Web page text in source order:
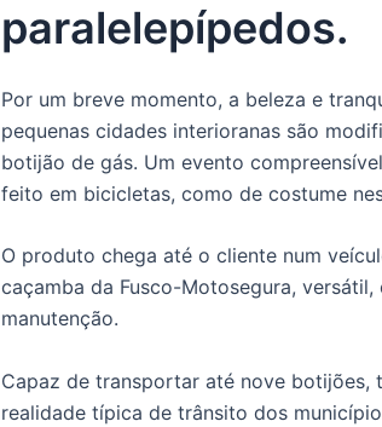
paralelepípedos.
Por um breve momento, a beleza e
pequenas cidades interioranas são
botijão de gás. Um evento
feito em bicicletas, como de costume
O produto chega até o cliente num
caçamba da Fusco-Motosegura,
manutenção.
Capaz de transportar até nove
realidade típica de trânsito dos